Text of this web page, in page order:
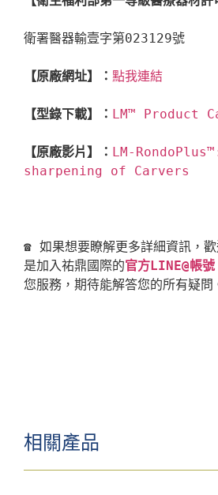
衛署醫器輸壹字第023129號
【原廠網址】： 點我連結
【型錄下載】： LM™ Product
【原廠影片】： LM-
sharpening of Carvers
☎ 如果想要瞭解更多詳細資訊，
是加入祐鼎國際的官方LINE@帳號
相關產品